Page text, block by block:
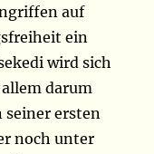
auf
ein
wird sich
darum
seiner ersten
noch unter